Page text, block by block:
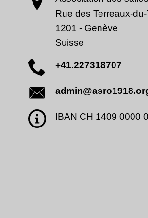
Rue des Terreaux-
1201 - Genève
Suisse
+41.227318707
IBAN CH 1409 0000